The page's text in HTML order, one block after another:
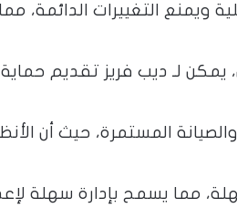
ويمنع التغييرات الدائمة،
يمكن لـ ديب فريز تقديم
المستمرة، حيث أن
مما يسمح بإدارة سهلة